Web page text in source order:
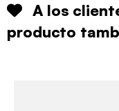
A los
producto